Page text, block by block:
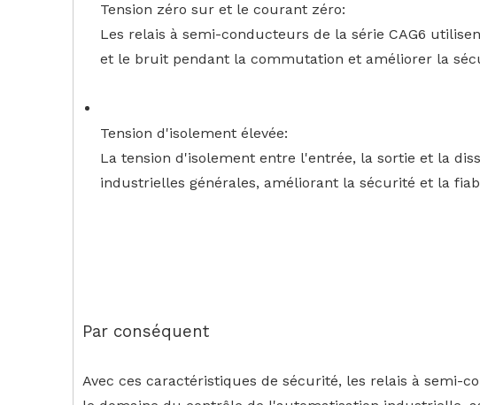
Tension zéro sur et le courant zéro:
Les relais à semi-conducteurs de la série CAG6
et le bruit pendant la commutation et améliorer la
Tension d'isolement élevée:
La tension d'isolement entre l'entrée, la sortie et la
industrielles générales, améliorant la sécurité et la
Par conséquent
Avec ces caractéristiques de sécurité, les relais à semi-